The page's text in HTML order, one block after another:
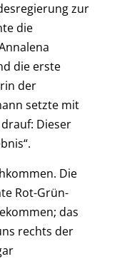
zur
die
die erste
der
setzte mit
Dieser
Die
Rot-Grün-
das
rechts der